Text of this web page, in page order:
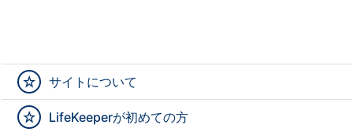
サイトについて
LifeKeeperが初めての方